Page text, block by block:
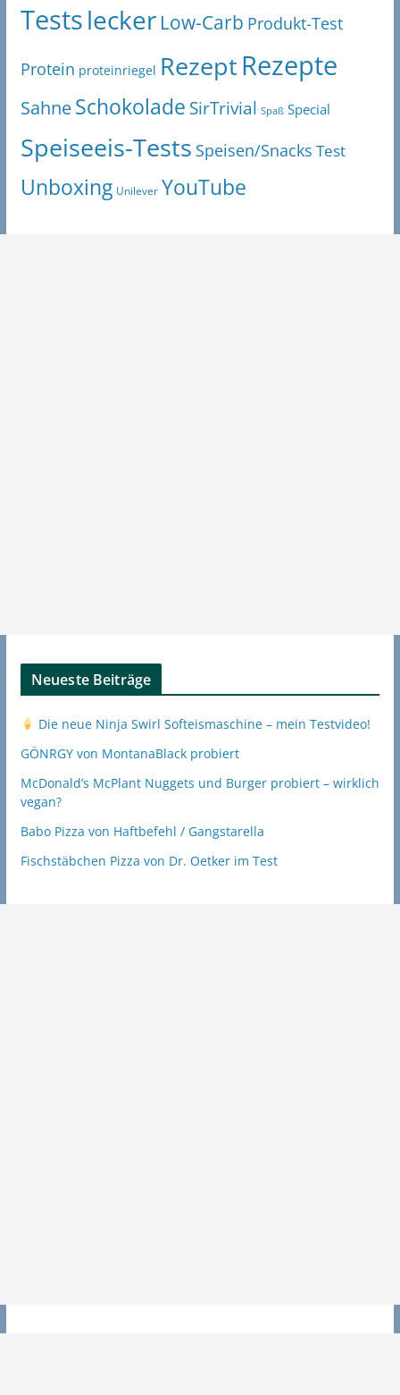
Testslecker Low-Carb Produkt-Test
Protein proteinriegel RezeptRezepte
SahneSchokolade SirTrivial Spaß Special
Speiseeis-Tests Speisen/Snacks Test
Unboxing Unilever YouTube
Neueste Beiträge
Die neue Ninja Swirl Softeismaschine – mein Testvideo!
GÖNRGY von MontanaBlack probiert
McDonald’s McPlant Nuggets und Burger probiert – wirklich
vegan?
Babo Pizza von Haftbefehl / Gangstarella
Fischstäbchen Pizza von Dr. Oetker im Test